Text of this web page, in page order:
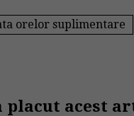
orelor suplimentare
placut acest